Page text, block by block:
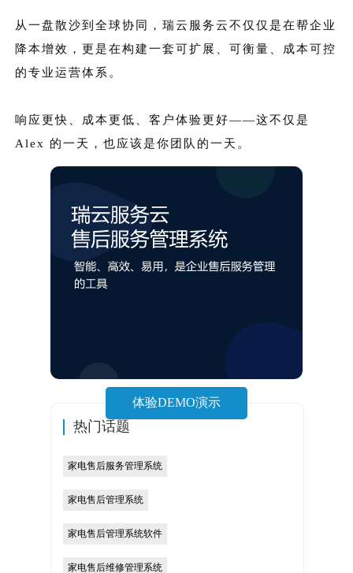
从一盘散沙到全球协同，瑞云服务云不仅仅是在帮企业
降本增效，更是在构建一套可扩展、可衡量、成本可控
的专业运营体系。
响应更快、成本更低、客户体验更好——这不仅是
Alex 的一天，也应该是你团队的一天。
体验DEMO演示
热门话题
家电售后服务管理系统
家电售后管理系统
家电售后管理系统软件
家电售后维修管理系统